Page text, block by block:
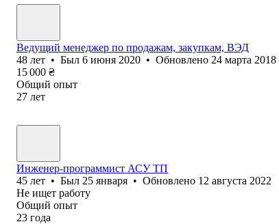
Ведущий менеджер по продажам, закупкам, ВЭД
48 лет • Был 6 июня 2020 • Обновлено 24 марта 2018
15 000 ₴
Общий опыт
27 лет
Инженер-программист АСУ ТП
45 лет • Был 25 января • Обновлено 12 августа 2022
Не ищет работу
Общий опыт
23 года